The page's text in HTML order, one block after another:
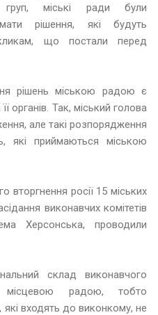
груп, міські ради були
рішення, які будуть
що постали перед
рішень міською радою є
органів. Так, міський голова
але такі розпорядження
які приймаються міською
росії 15 міських
виконавчих комітетів
Херсонська, проводили
склад виконавчого
місцевою радою, тобто
які входять до виконкому, не